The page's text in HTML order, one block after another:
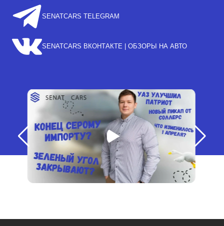
SENATCARS TELEGRAM
SENATCARS ВКОНТАКТЕ | ОБЗОРЫ НА АВТО